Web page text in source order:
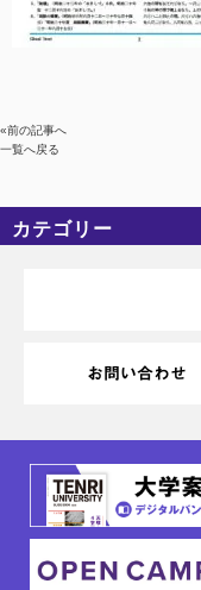
«前の記事へ
一覧へ戻る
カテゴリー
お問い合わせ